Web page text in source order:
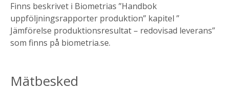
Finns beskrivet i Biometrias ”Handbok
uppföljningsrapporter produktion” kapitel ”
Jämförelse produktionsresultat – redovisad leverans”
som finns på biometria.se.
Mätbesked